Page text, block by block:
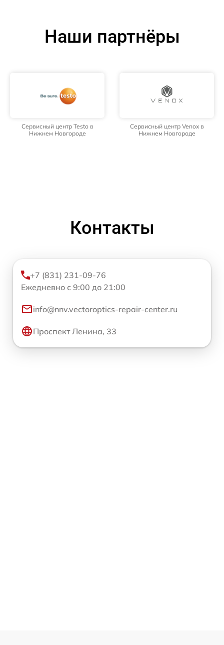
Наши партнёры
Сервисный центр Testo в
Нижнем Новгороде
Сервисный центр Venox в
Нижнем Новгороде
Контакты
+7 (831) 231-09-76
Ежедневно с 9:00 до 21:00
info@nnv.vectoroptics-repair-center.ru
Проспект Ленина, 33